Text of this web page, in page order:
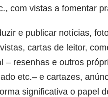
com vistas a fomentar
e publicar notícias,
cartas de leitor,
– resenhas e outros
etc.– e cartazes,
significativa o papel